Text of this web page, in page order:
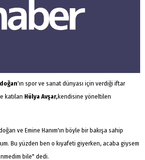
'ın spor ve sanat dünyası için verdiği iftar
katılan Hülya Avşar,kendisine yöneltilen
ve Emine Hanım'ın böyle bir bakışa sahip
Bu yüzden ben o kıyafeti giyerken, acaba giysem
bile" dedi.